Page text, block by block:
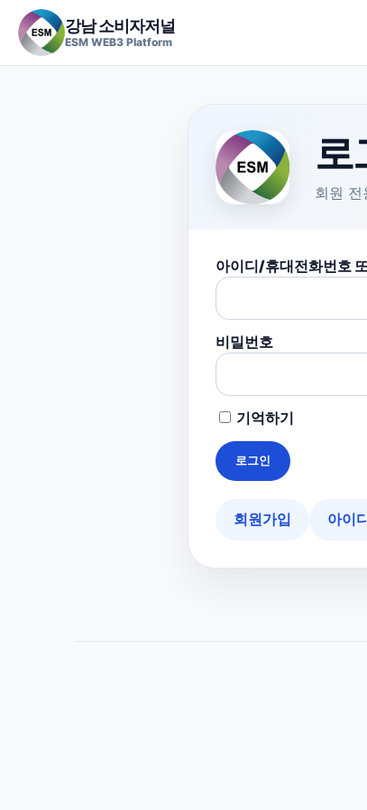
강남 소비자저널
ESM WEB3 Platform
로
회원 전
아이디/휴대전화번호
비밀번호
기억하기
회원가입 아이